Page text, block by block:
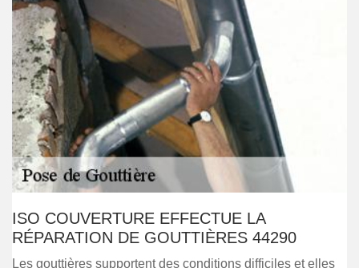
ISO COUVERTURE EFFECTUE LA
RÉPARATION DE GOUTTIÈRES 44290
Les gouttières supportent des conditions difficiles et elles